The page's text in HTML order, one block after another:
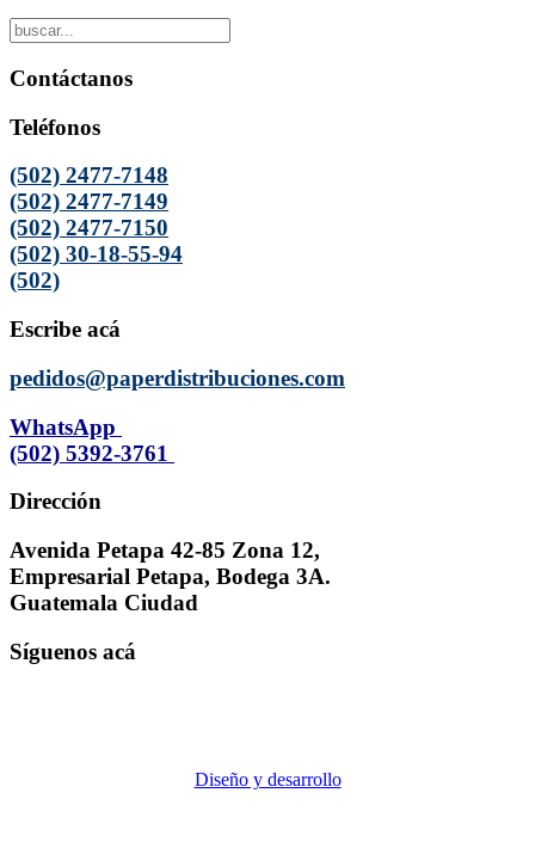
Contáctanos
Teléfonos
(502) 2477-7148
(502) 2477-7149
(502) 2477-7150
(502) 30-18-55-94
(502)
Escribe acá
pedidos@paperdistribuciones.com
WhatsApp
(502) 5392-3761
Dirección
Avenida Petapa 42-85 Zona 12,
Empresarial Petapa, Bodega 3A.
Guatemala Ciudad
Síguenos acá
Diseño y desarrollo